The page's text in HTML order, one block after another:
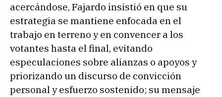
acercándose, Fajardo insistió en que su
estrategia se mantiene enfocada en el
trabajo en terreno y en convencer a los
votantes hasta el final, evitando
especulaciones sobre alianzas o apoyos y
priorizando un discurso de convicción
personal y esfuerzo sostenido; su mensaje